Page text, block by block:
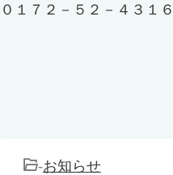
０１７２－５２－４３１６
-お知らせ